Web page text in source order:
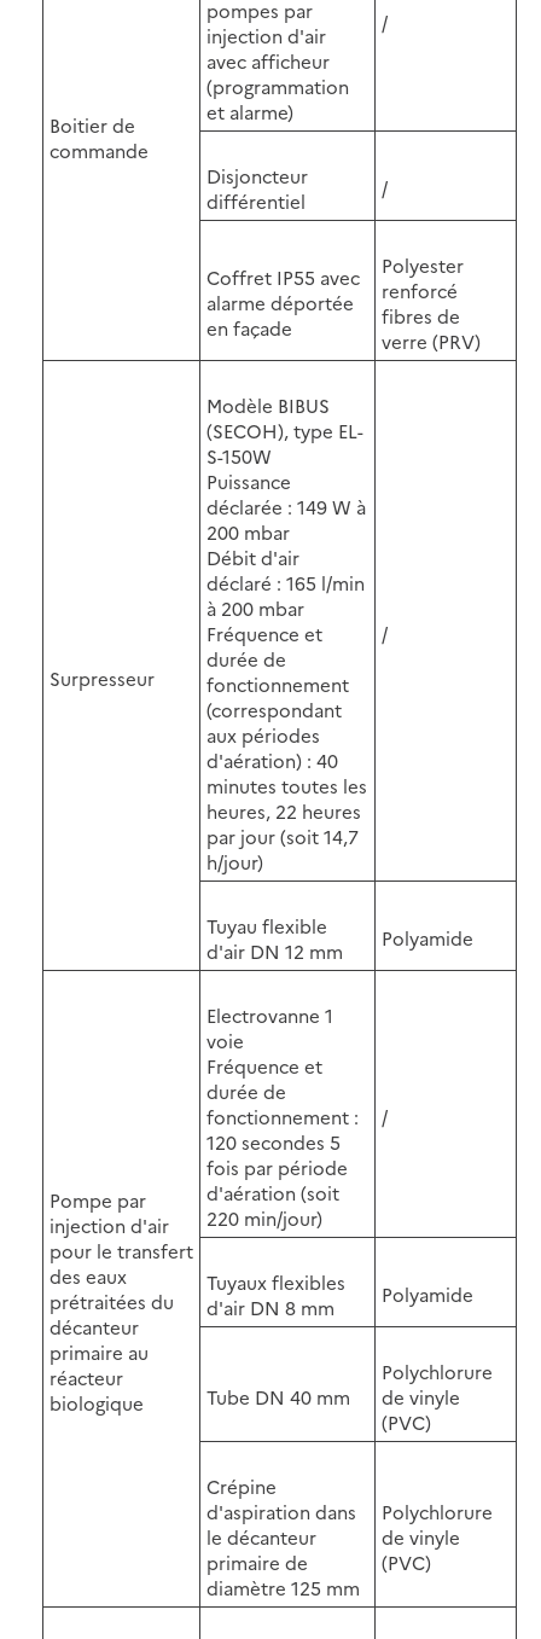
Boitier de
commande
pompes par
injection d'air
avec afficheur
(programmation
et alarme)
/
Disjoncteur
différentiel
/
Coffret IP55 avec
alarme déportée
en façade
Polyester
renforcé
fibres de
verre (PRV)
Surpresseur
Modèle BIBUS
(SECOH), type EL-
S-150W
Puissance
déclarée : 149 W à
200 mbar
Débit d'air
déclaré : 165 l/min
à 200 mbar
Fréquence et
durée de
fonctionnement
(correspondant
aux périodes
d'aération) : 40
minutes toutes les
heures, 22 heures
par jour (soit 14,7
h/jour)
/
Tuyau flexible
d'air DN 12 mm
Polyamide
Pompe par
injection d'air
pour le transfert
des eaux
prétraitées du
décanteur
primaire au
réacteur
biologique
Electrovanne 1
voie
Fréquence et
durée de
fonctionnement :
120 secondes 5
fois par période
d'aération (soit
220 min/jour)
/
Tuyaux flexibles
d'air DN 8 mm
Polyamide
Tube DN 40 mm
Polychlorure
de vinyle
(PVC)
Crépine
d'aspiration dans
le décanteur
primaire de
diamètre 125 mm
Polychlorure
de vinyle
(PVC)